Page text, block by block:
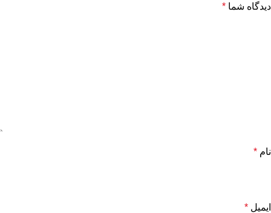
دیدگاه شما *
نام *
ایمیل *